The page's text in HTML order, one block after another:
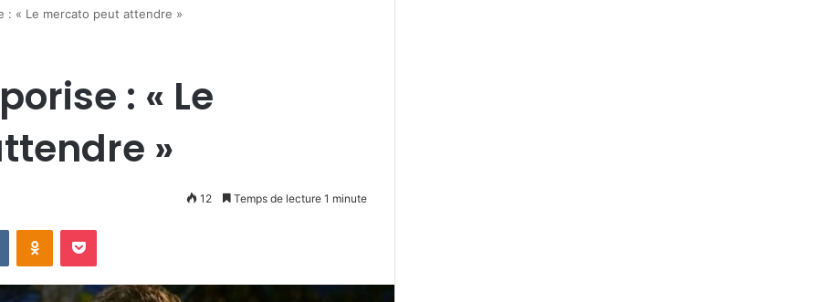
: « Le mercato peut attendre »
: « Le
»
12 Temps de lecture 1 minute
VKontakteOdnoklassniki
Pocket